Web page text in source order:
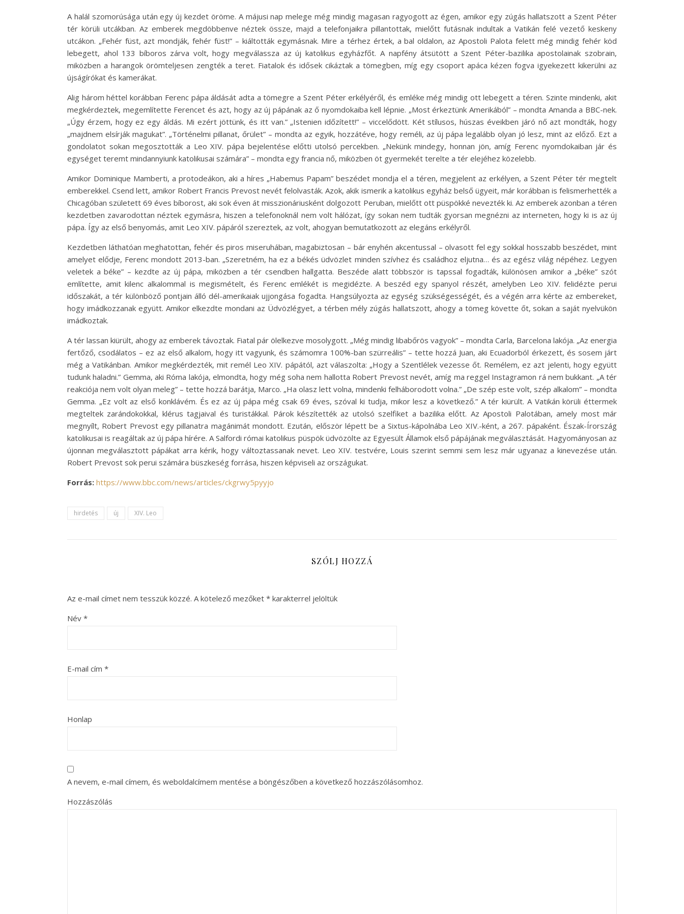
A halál szomorúsága után egy új kezdet öröme. A májusi nap melege még mindig magasan ragyogott az égen, amikor egy zúgás hallatszott a Szent Péter
tér körüli utcákban. Az emberek megdöbbenve néztek össze, majd a telefonjaikra pillantottak, mielőtt futásnak indultak a Vatikán felé vezető keskeny
utcákon. „Fehér füst, azt mondják, fehér füst!” – kiáltották egymásnak. Mire a térhez értek, a bal oldalon, az Apostoli Palota felett még mindig fehér köd
lebegett, ahol 133 bíboros zárva volt, hogy megválassza az új katolikus egyházfőt. A napfény átsütött a Szent Péter-bazilika apostolainak szobrain,
miközben a harangok örömteljesen zengték a teret. Fiatalok és idősek cikáztak a tömegben, míg egy csoport apáca kézen fogva igyekezett kikerülni az
újságírókat és kamerákat.
Alig három héttel korábban Ferenc pápa áldását adta a tömegre a Szent Péter erkélyéről, és emléke még mindig ott lebegett a téren. Szinte mindenki, akit
megkérdeztek, megemlítette Ferencet és azt, hogy az új pápának az ő nyomdokaiba kell lépnie. „Most érkeztünk Amerikából” – mondta Amanda a BBC-nek.
„Úgy érzem, hogy ez egy áldás. Mi ezért jöttünk, és itt van.” „Istenien időzített!” – viccelődött. Két stílusos, húszas éveikben járó nő azt mondták, hogy
„majdnem elsírják magukat”. „Történelmi pillanat, őrület” – mondta az egyik, hozzátéve, hogy reméli, az új pápa legalább olyan jó lesz, mint az előző. Ezt a
gondolatot sokan megosztották a Leo XIV. pápa bejelentése előtti utolsó percekben. „Nekünk mindegy, honnan jön, amíg Ferenc nyomdokaiban jár és
egységet teremt mindannyiunk katolikusai számára” – mondta egy francia nő, miközben öt gyermekét terelte a tér elejéhez közelebb.
Amikor Dominique Mamberti, a protodeákon, aki a híres „Habemus Papam” beszédet mondja el a téren, megjelent az erkélyen, a Szent Péter tér megtelt
emberekkel. Csend lett, amikor Robert Francis Prevost nevét felolvasták. Azok, akik ismerik a katolikus egyház belső ügyeit, már korábban is felismerhették a
Chicagóban született 69 éves bíborost, aki sok éven át misszionáriusként dolgozott Peruban, mielőtt ott püspökké nevezték ki. Az emberek azonban a téren
kezdetben zavarodottan néztek egymásra, hiszen a telefonoknál nem volt hálózat, így sokan nem tudták gyorsan megnézni az interneten, hogy ki is az új
pápa. Így az első benyomás, amit Leo XIV. pápáról szereztek, az volt, ahogyan bemutatkozott az elegáns erkélyről.
Kezdetben láthatóan meghatottan, fehér és piros miseruhában, magabiztosan – bár enyhén akcentussal – olvasott fel egy sokkal hosszabb beszédet, mint
amelyet elődje, Ferenc mondott 2013-ban. „Szeretném, ha ez a békés üdvözlet minden szívhez és családhoz eljutna… és az egész világ népéhez. Legyen
veletek a béke” – kezdte az új pápa, miközben a tér csendben hallgatta. Beszéde alatt többször is tapssal fogadták, különösen amikor a „béke” szót
említette, amit kilenc alkalommal is megismételt, és Ferenc emlékét is megidézte. A beszéd egy spanyol részét, amelyben Leo XIV. felidézte perui
időszakát, a tér különböző pontjain álló dél-amerikaiak ujjongása fogadta. Hangsúlyozta az egység szükségességét, és a végén arra kérte az embereket,
hogy imádkozzanak együtt. Amikor elkezdte mondani az Üdvözlégyet, a térben mély zúgás hallatszott, ahogy a tömeg követte őt, sokan a saját nyelvükön
imádkoztak.
A tér lassan kiürült, ahogy az emberek távoztak. Fiatal pár ölelkezve mosolygott. „Még mindig libabőrös vagyok” – mondta Carla, Barcelona lakója. „Az energia
fertőző, csodálatos – ez az első alkalom, hogy itt vagyunk, és számomra 100%-ban szürreális” – tette hozzá Juan, aki Ecuadorból érkezett, és sosem járt
még a Vatikánban. Amikor megkérdezték, mit remél Leo XIV. pápától, azt válaszolta: „Hogy a Szentlélek vezesse őt. Remélem, ez azt jelenti, hogy együtt
tudunk haladni.” Gemma, aki Róma lakója, elmondta, hogy még soha nem hallotta Robert Prevost nevét, amíg ma reggel Instagramon rá nem bukkant. „A tér
reakciója nem volt olyan meleg” – tette hozzá barátja, Marco. „Ha olasz lett volna, mindenki felháborodott volna.” „De szép este volt, szép alkalom” – mondta
Gemma. „Ez volt az első konklávém. És ez az új pápa még csak 69 éves, szóval ki tudja, mikor lesz a következő.” A tér kiürült. A Vatikán körüli éttermek
megteltek zarándokokkal, klérus tagjaival és turistákkal. Párok készítették az utolsó szelfiket a bazilika előtt. Az Apostoli Palotában, amely most már
megnyílt, Robert Prevost egy pillanatra magánimát mondott. Ezután, először lépett be a Sixtus-kápolnába Leo XIV.-ként, a 267. pápaként. Észak-Írország
katolikusai is reagáltak az új pápa hírére. A Salfordi római katolikus püspök üdvözölte az Egyesült Államok első pápájának megválasztását. Hagyományosan az
újonnan megválasztott pápákat arra kérik, hogy változtassanak nevet. Leo XIV. testvére, Louis szerint semmi sem lesz már ugyanaz a kinevezése után.
Robert Prevost sok perui számára büszkeség forrása, hiszen képviseli az országukat.
Forrás: https://www.bbc.com/news/articles/ckgrwy5pyyjo
hirdetés új XIV. Leo
SZÓLJ HOZZÁ
Az e-mail címet nem tesszük közzé. A kötelező mezőket * karakterrel jelöltük
Név *
E-mail cím *
Honlap
A nevem, e-mail címem, és weboldalcímem mentése a böngészőben a következő hozzászólásomhoz.
Hozzászólás